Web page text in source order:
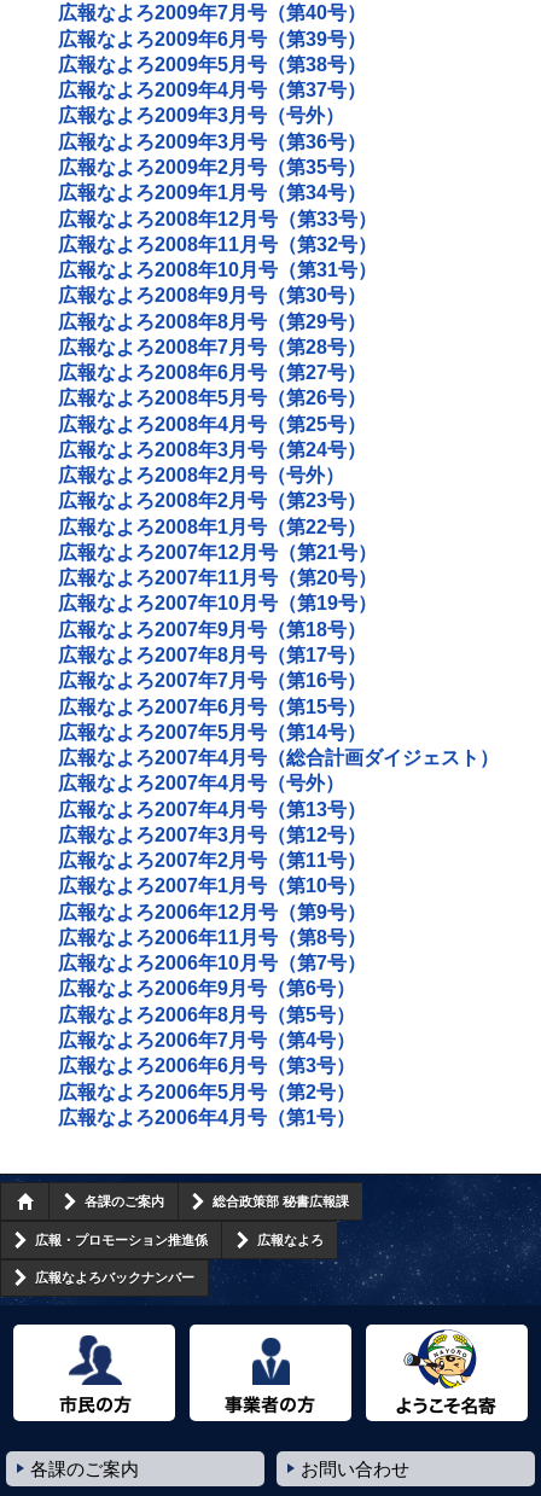
広報なよろ2009年7月号（第40号）
広報なよろ2009年6月号（第39号）
広報なよろ2009年5月号（第38号）
広報なよろ2009年4月号（第37号）
広報なよろ2009年3月号（号外）
広報なよろ2009年3月号（第36号）
広報なよろ2009年2月号（第35号）
広報なよろ2009年1月号（第34号）
広報なよろ2008年12月号（第33号）
広報なよろ2008年11月号（第32号）
広報なよろ2008年10月号（第31号）
広報なよろ2008年9月号（第30号）
広報なよろ2008年8月号（第29号）
広報なよろ2008年7月号（第28号）
広報なよろ2008年6月号（第27号）
広報なよろ2008年5月号（第26号）
広報なよろ2008年4月号（第25号）
広報なよろ2008年3月号（第24号）
広報なよろ2008年2月号（号外）
広報なよろ2008年2月号（第23号）
広報なよろ2008年1月号（第22号）
広報なよろ2007年12月号（第21号）
広報なよろ2007年11月号（第20号）
広報なよろ2007年10月号（第19号）
広報なよろ2007年9月号（第18号）
広報なよろ2007年8月号（第17号）
広報なよろ2007年7月号（第16号）
広報なよろ2007年6月号（第15号）
広報なよろ2007年5月号（第14号）
広報なよろ2007年4月号（総合計画ダイジェスト）
広報なよろ2007年4月号（号外）
広報なよろ2007年4月号（第13号）
広報なよろ2007年3月号（第12号）
広報なよろ2007年2月号（第11号）
広報なよろ2007年1月号（第10号）
広報なよろ2006年12月号（第9号）
広報なよろ2006年11月号（第8号）
広報なよろ2006年10月号（第7号）
広報なよろ2006年9月号（第6号）
広報なよろ2006年8月号（第5号）
広報なよろ2006年7月号（第4号）
広報なよろ2006年6月号（第3号）
広報なよろ2006年5月号（第2号）
広報なよろ2006年4月号（第1号）
各課のご案内 総合政策部 秘書広報課
広報・プロモーション推進係 広報なよろ
広報なよろバックナンバー
各課のご案内 お問い合わせ